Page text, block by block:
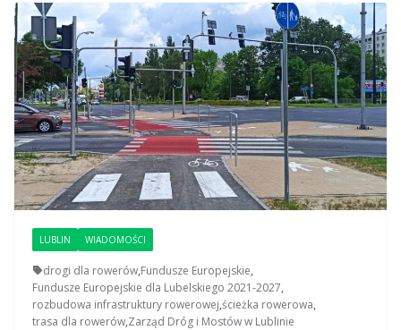
LUBLIN WIADOMOŚCI
drogi dla rowerów,Fundusze Europejskie,
Fundusze Europejskie dla Lubelskiego 2021-2027,
rozbudowa infrastruktury rowerowej,ścieżka rowerowa,
trasa dla rowerów,Zarząd Dróg i Mostów w Lublinie